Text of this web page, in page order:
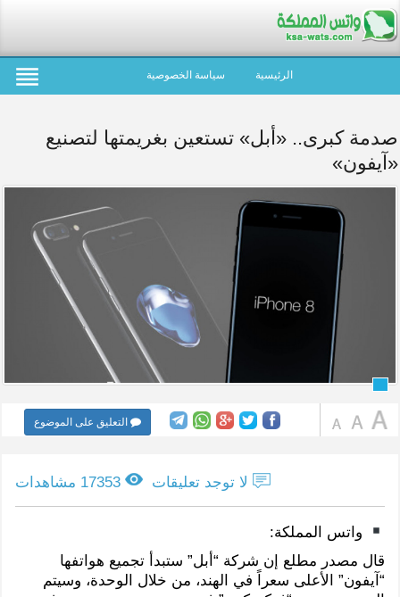
الرئيسية سياسة الخصوصية
صدمة كبرى.. «أبل» تستعين بغريمتها لتصنيع
«آيفون»
التعليق على الموضوع
لا توجد تعليقات 17353 مشاهدات
واتس المملكة:
قال مصدر مطلع إن شركة “أبل” ستبدأ تجميع هواتفها
“آيفون” الأعلى سعراً في الهند، من خلال الوحدة، وسيتم